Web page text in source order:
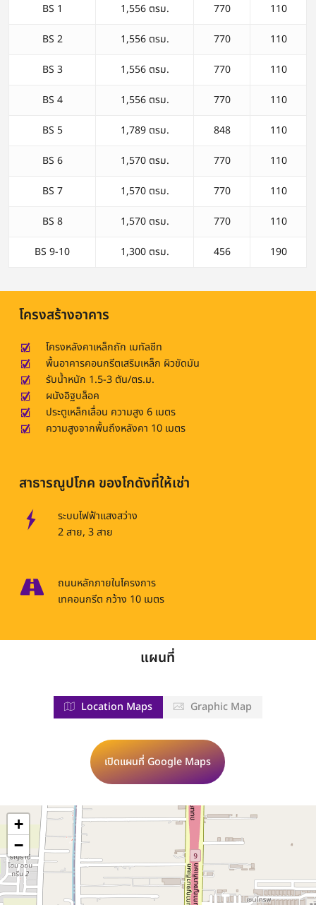
BS 1 1,556 ตรม. 770 110
BS 2 1,556 ตรม. 770 110
BS 3 1,556 ตรม. 770 110
BS 4 1,556 ตรม. 770 110
BS 5 1,789 ตรม. 848 110
BS 6 1,570 ตรม. 770 110
BS 7 1,570 ตรม. 770 110
BS 8 1,570 ตรม. 770 110
BS 9-10 1,300 ตรม. 456 190
โครงสร้างอาคาร
โครงหลังคาเหล็กถัก เมทัลชีท
พื้นอาคารคอนกรีตเสริมเหล็ก ผิวขัดมัน
รับน้ำหนัก 1.5-3 ตัน/ตร.ม.
ผนังอิฐบล็อค
ประตูเหล็กเลื่อน ความสูง 6 เมตร
ความสูงจากพื้นถึงหลังคา 10 เมตร
สาธารณูปโภค ของโกดังที่ให้เช่า
ระบบไฟฟ้าแสงสว่าง
2 สาย, 3 สาย
ถนนหลักภายในโครงการ
เทคอนกรีต กว้าง 10 เมตร
แผนที่
Location Maps Graphic Map
เปิดแผนที่ Google Maps
+
−